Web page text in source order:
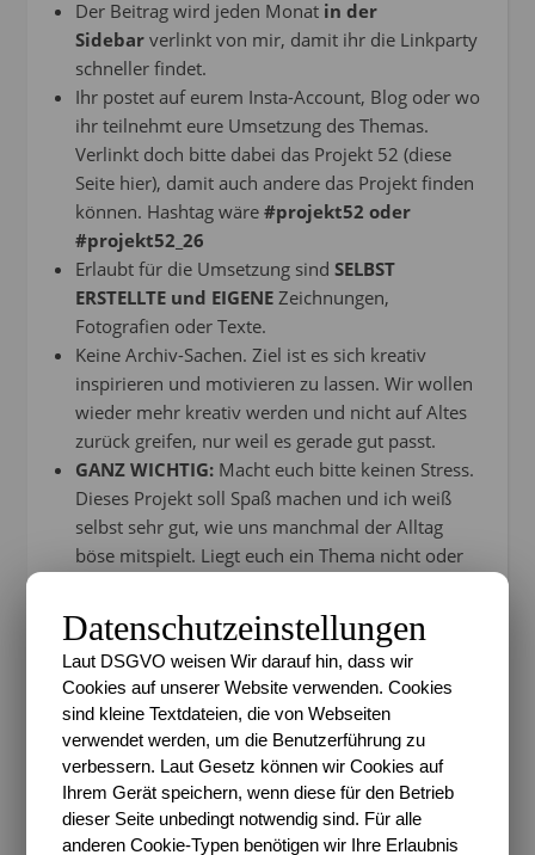
Der Beitrag wird jeden Monat in der
Sidebar verlinkt von mir, damit ihr die Linkparty
schneller findet.
Ihr postet auf eurem Insta-Account, Blog oder wo
ihr teilnehmt eure Umsetzung des Themas.
Verlinkt doch bitte dabei das Projekt 52 (diese
Seite hier), damit auch andere das Projekt finden
können. Hashtag wäre #projekt52 oder
#projekt52_26
Erlaubt für die Umsetzung sind SELBST
ERSTELLTE und EIGENE Zeichnungen,
Fotografien oder Texte.
Keine Archiv-Sachen. Ziel ist es sich kreativ
inspirieren und motivieren zu lassen. Wir wollen
wieder mehr kreativ werden und nicht auf Altes
zurück greifen, nur weil es gerade gut passt.
GANZ WICHTIG: Macht euch bitte keinen Stress.
Dieses Projekt soll Spaß machen und ich weiß
selbst sehr gut, wie uns manchmal der Alltag
böse mitspielt. Liegt euch ein Thema nicht oder
auch mal auszusetzen!
Ich hoffe, ich habe vorerst nichts Wichtiges
vergessen. Wenn Ihr noch Fragen oder Anregungen
habt, dann teilt sie gerne mit uns hier in den
Kommentaren.
Teilt das Projekt
Datenschutzeinstellungen
Laut DSGVO weisen Wir darauf hin, dass wir
Cookies auf unserer Website verwenden. Cookies
sind kleine Textdateien, die von Webseiten
verwendet werden, um die Benutzerführung zu
verbessern. Laut Gesetz können wir Cookies auf
Ihrem Gerät speichern, wenn diese für den Betrieb
dieser Seite unbedingt notwendig sind. Für alle
anderen Cookie-Typen benötigen wir Ihre Erlaubnis